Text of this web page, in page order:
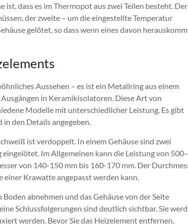
ist, dass es im Thermopot aus zwei Teilen besteht. Der
der zweite – um die eingestellte Temperatur
gelötet, so dass wenn eines davon
Aussehen – es ist ein Metallring aus einem
in Keramikisolatoren. Diese Art von
Modelle mit unterschiedlicher Leistung. Es gibt
den Details angegeben.
ist verdoppelt. In einem Gehäuse sind zwei
Im Allgemeinen kann die Leistung von 500–
von 140-150 mm bis 160-170 mm. Der
einer Krawatte angepasst werden kann.
abnehmen und das Gehäuse von der Seite
Schlussfolgerungen sind deutlich sichtbar. Sie
werden. Bevor Sie das Heizelement entfernen,